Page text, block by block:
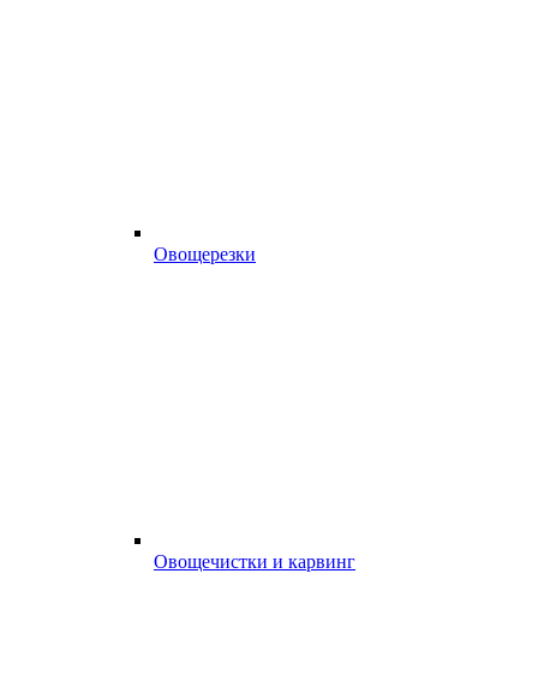
Овощерезки
Овощечистки и карвинг